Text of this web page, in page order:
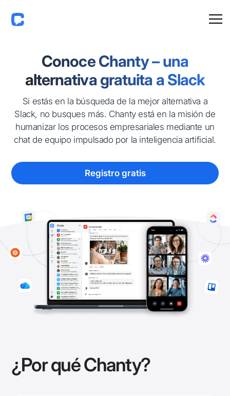
Conoce Chanty – una
alternativa gratuita a Slack
Si estás en la búsqueda de la mejor alternativa a
Slack, no busques más. Chanty está en la misión de
humanizar los procesos empresariales mediante un
chat de equipo impulsado por la inteligencia artificial.
Registro gratis
¿Por qué Chanty?